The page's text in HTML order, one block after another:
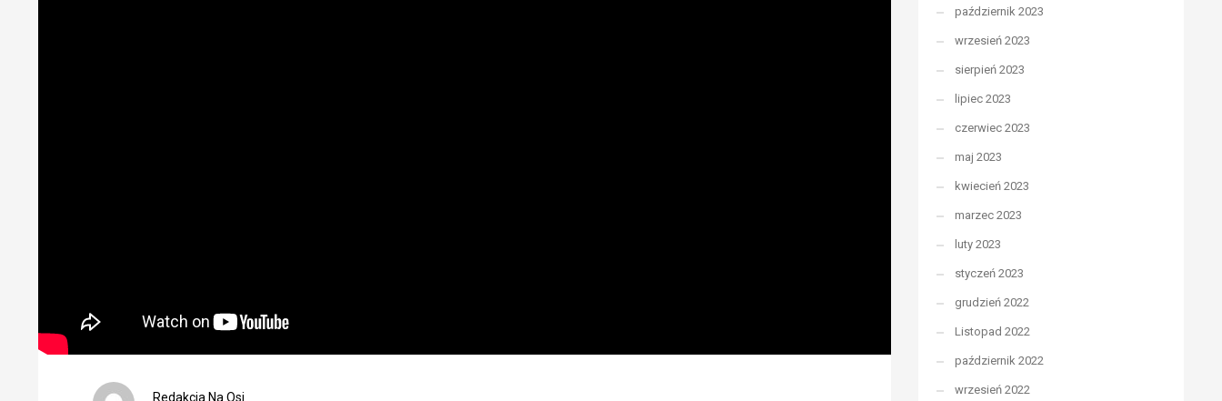
Redakcja Na Osi
październik 2023
wrzesień 2023
sierpień 2023
lipiec 2023
czerwiec 2023
maj 2023
kwiecień 2023
marzec 2023
luty 2023
styczeń 2023
grudzień 2022
Listopad 2022
październik 2022
wrzesień 2022